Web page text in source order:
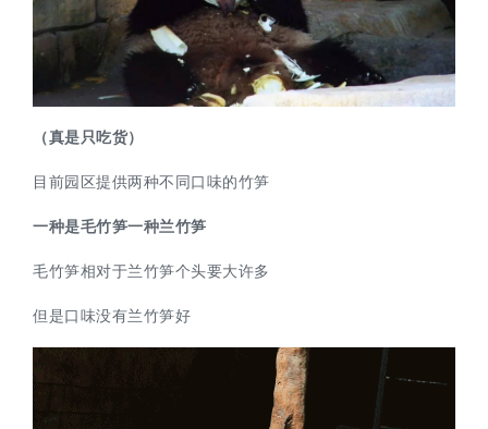
（真是只吃货）
目前园区提供两种不同口味的竹笋
一种是毛竹笋一种兰竹笋
毛竹笋相对于兰竹笋个头要大许多
但是口味没有兰竹笋好